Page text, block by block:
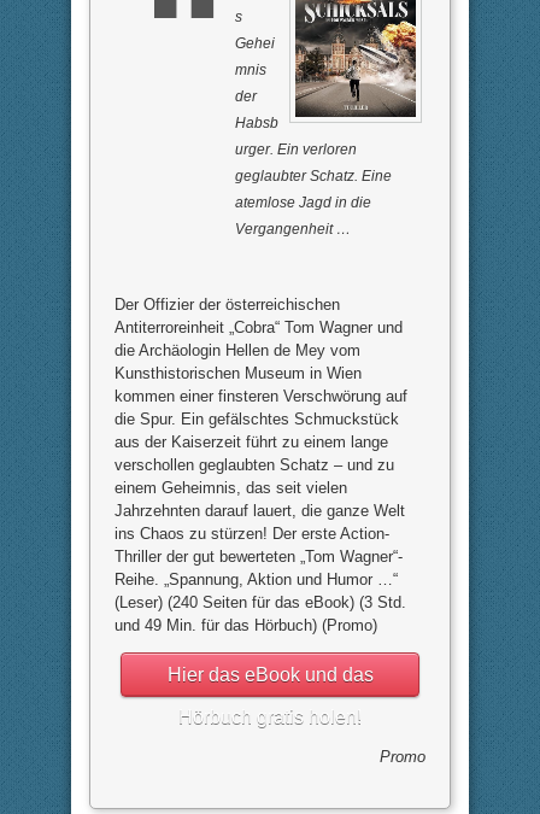
s
Gehei
mnis
der
Habsb
urger. Ein verloren
geglaubter Schatz. Eine
atemlose Jagd in die
Vergangenheit …
Der Offizier der österreichischen
Antiterroreinheit „Cobra“ Tom Wagner und
die Archäologin Hellen de Mey vom
Kunsthistorischen Museum in Wien
kommen einer finsteren Verschwörung auf
die Spur. Ein gefälschtes Schmuckstück
aus der Kaiserzeit führt zu einem lange
verschollen geglaubten Schatz – und zu
einem Geheimnis, das seit vielen
Jahrzehnten darauf lauert, die ganze Welt
ins Chaos zu stürzen! Der erste Action-
Thriller der gut bewerteten „Tom Wagner“-
Reihe. „Spannung, Aktion und Humor …“
(Leser) (240 Seiten für das eBook) (3 Std.
und 49 Min. für das Hörbuch) (Promo)
Hier das eBook und das
Hörbuch gratis holen!
Promo